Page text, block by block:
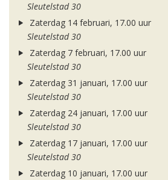
Sleutelstad 30
Zaterdag 14 februari, 17.00 uur
Sleutelstad 30
Zaterdag 7 februari, 17.00 uur
Sleutelstad 30
Zaterdag 31 januari, 17.00 uur
Sleutelstad 30
Zaterdag 24 januari, 17.00 uur
Sleutelstad 30
Zaterdag 17 januari, 17.00 uur
Sleutelstad 30
Zaterdag 10 januari, 17.00 uur